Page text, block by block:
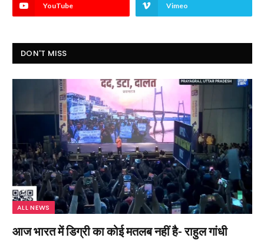
YouTube Vimeo
DON'T MISS
ALL NEWS
आज भारत में डिग्री का कोई मतलब नहीं है- राहुल गांधी